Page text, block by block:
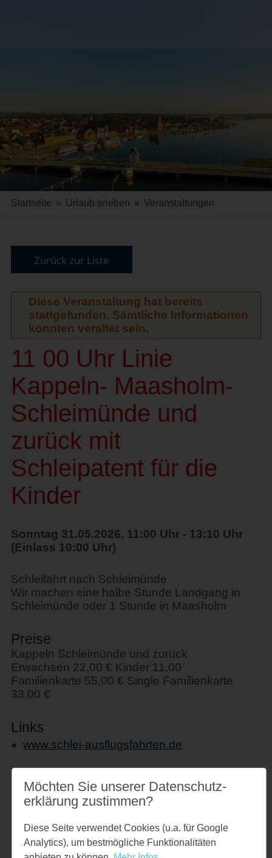
Startseite » Urlaub erleben » Veranstaltungen
Zurück zur Liste
Diese Veranstaltung hat bereits
stattgefunden. Sämtliche Informationen
könnten veraltet sein.
11 00 Uhr Linie
Kappeln- Maasholm-
Schleimünde und
zurück mit
Schleipatent für die
Kinder
Sonntag 31.05.2026, 11:00 Uhr - 13:10 Uhr
(Einlass 10:00 Uhr)
Schleifahrt nach Schleimünde
Wir machen eine halbe Stunde Landgang in
Schleimünde oder 1 Stunde in Maasholm
Preise
Kappeln Schleimünde und zurück
Erwachsen 22,00 € Kinder 11,00
Familienkarte 55,00 € Single Familienkarte
33,00 €
Links
www.schlei-ausflugsfahrten.de
Veranstaltungsort
Schiff " Stadt Kappeln"
Am Hafen 1
Möchten Sie unserer Datenschutz­
erklärung zustimmen?
Diese Seite verwendet Cookies (u.a. für Google
Analytics), um bestmögliche Funktionalitäten